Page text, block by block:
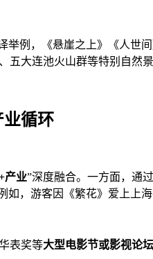
举例，《悬崖之上》《人世
五大连池火山群等特别自然
业循环
产业”深度融合。一方面，通
如，游客因《繁花》爱上
表奖等大型电影节或影视论